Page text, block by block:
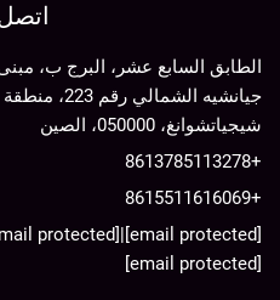
اتصل
الطابق السابع عشر، البرج ب،
جيانشيه
شيجياتشوانغ، 050000، الصين
+8613785113278
+8615511616069
[email protected]
|
[email protected]
[email protected]